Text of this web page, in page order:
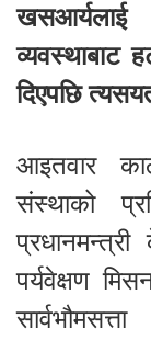
खसआर्यलाई
व्यवस्थाबाट
दिएपछि
आइतवार
संस्थाको
पर्यवेक्षण